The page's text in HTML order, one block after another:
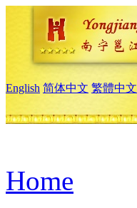
English 简体中文 繁體中文
Home